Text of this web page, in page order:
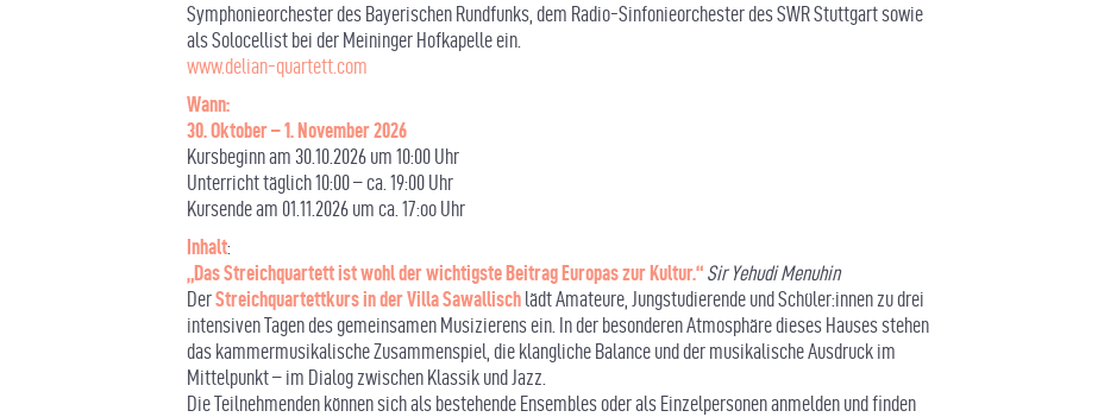
Symphonieorchester des Bayerischen Rundfunks, dem Radio-Sinfonieorchester des SWR Stuttgart sowie
als Solocellist bei der Meininger Hofkapelle ein.
www.delian-quartett.com
Wann:
30. Oktober – 1. November 2026
Kursbeginn am 30.10.2026 um 10:00 Uhr
Unterricht täglich 10:00 – ca. 19:00 Uhr
Kursende am 01.11.2026 um ca. 17:oo Uhr
Inhalt:
„Das Streichquartett ist wohl der wichtigste Beitrag Europas zur Kultur.“ Sir Yehudi Menuhin
DerStreichquartettkurs in der Villa Sawallisch lädt Amateure, Jungstudierende und Schüler:innen zu drei
intensiven Tagen des gemeinsamen Musizierens ein. In der besonderen Atmosphäre dieses Hauses stehen
das kammermusikalische Zusammenspiel, die klangliche Balance und der musikalische Ausdruck im
Mittelpunkt – im Dialog zwischen Klassik und Jazz.
Die Teilnehmenden können sich als bestehende Ensembles oder als Einzelpersonen anmelden und finden